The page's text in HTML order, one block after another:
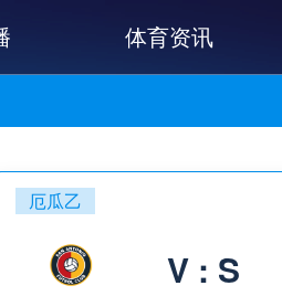
体育资讯
厄瓜乙
V : S